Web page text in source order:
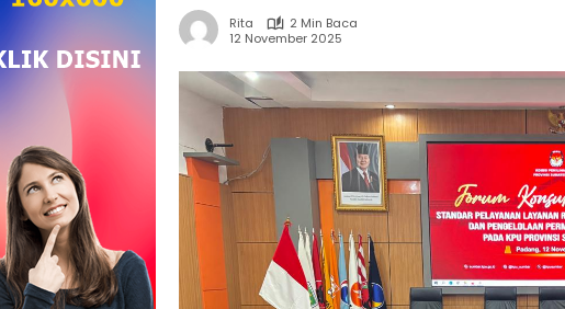
Rita
2 Min Baca
12 November 2025